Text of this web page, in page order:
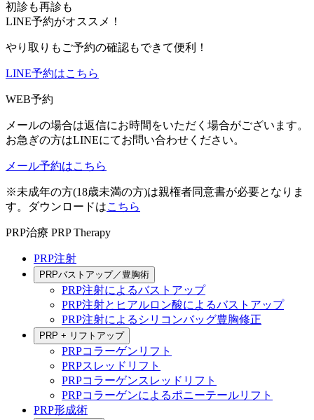
初診も再診も
LINE予約がオススメ！
やり取りもご予約の確認もできて便利！
LINE予約はこちら
WEB予約
メールの場合は返信にお時間をいただく場合がございます。
お急ぎの方はLINEにてお問い合わせください。
メール予約はこちら
※未成年の方(18歳未満の方)は親権者同意書が必要となりま
す。ダウンロードはこちら
PRP治療 PRP Therapy
PRP注射
PRPバストアップ／豊胸術
PRP注射によるバストアップ
PRP注射とヒアルロン酸によるバストアップ
PRP注射によるシリコンバッグ豊胸修正
PRP + リフトアップ
PRPコラーゲンリフト
PRPスレッドリフト
PRPコラーゲンスレッドリフト
PRPコラーゲンによるポニーテールリフト
PRP形成術